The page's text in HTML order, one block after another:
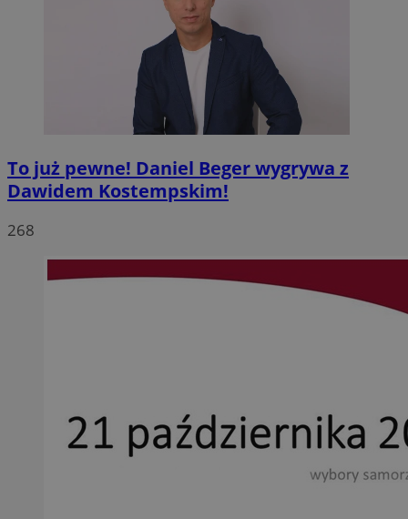
To już pewne! Daniel Beger wygrywa z
Dawidem Kostempskim!
268